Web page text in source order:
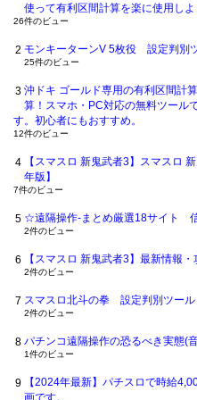
使って有利区間計算を楽に使用しよ
26件のビュー
モンキーターンV 5枚役 設定判別
25件のビュー
沖ドキ ゴールド専用の有利区間計
算！スマホ・PC対応の無料ツール
す。初心者にもおすすめ。
12件のビュー
【スマスロ 新鬼武者3】スマスロ
年版】
7件のビュー
☆遠隔操作-まとめ厳選18サイト
2件のビュー
【スマスロ 新鬼武者3】最新情報
2件のビュー
スマスロ北斗の拳 設定判別ツール
2件のビュー
パチンコ遠隔操作の恐るべき実態(
1件のビュー
【2024年最新】パチスロで時給
画です。